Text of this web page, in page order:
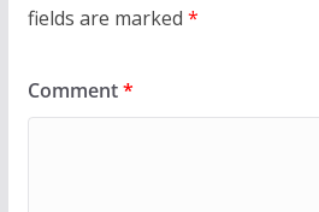
fields are marked *
Comment*